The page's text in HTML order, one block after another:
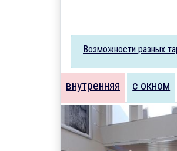
Возможности разных
внутренняя с окном